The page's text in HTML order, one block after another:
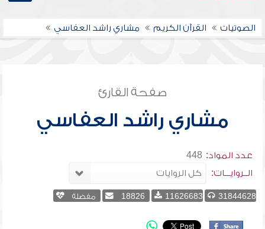
الصوتيات القرآن الكريم مشاري راشد العفاسي
صفحة القارئ
مشاري راشد العفاسي
عدد المواد: 448
الــروايـــات:
31844628
11626683
18826 مفضلة